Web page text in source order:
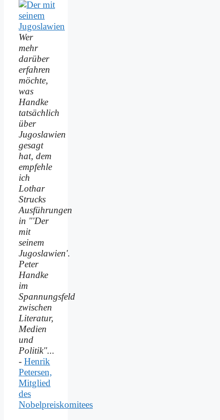
Wer
mehr
darüber
erfahren
möchte,
was
Handke
tatsächlich
über
Jugoslawien
gesagt
hat, dem
empfehle
ich
Lothar
Strucks
Ausführungen
in "'Der
mit
seinem
Jugoslawien'.
Peter
Handke
im
Spannungsfeld
zwischen
Literatur,
Medien
und
Politik"...
- Henrik
Petersen,
Mitglied
des
Nobelpreiskomitees